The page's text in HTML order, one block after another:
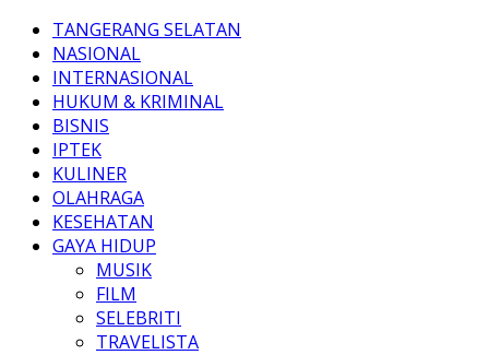
TANGERANG SELATAN
NASIONAL
INTERNASIONAL
HUKUM & KRIMINAL
BISNIS
IPTEK
KULINER
OLAHRAGA
KESEHATAN
GAYA HIDUP
MUSIK
FILM
SELEBRITI
TRAVELISTA